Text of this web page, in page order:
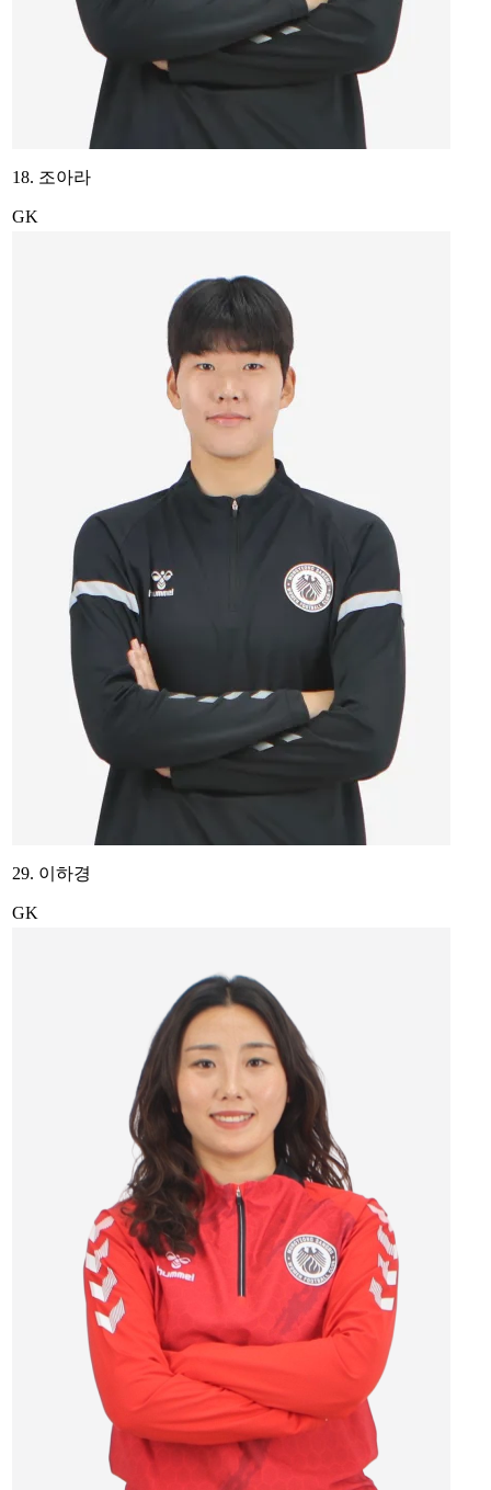
18. 조아라
GK
29. 이하경
GK